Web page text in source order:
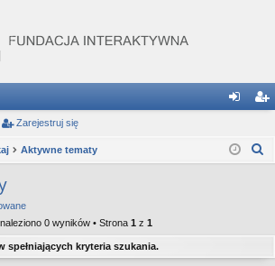
og ej
si
Zarejestruj się
Aktywne tematy
0 wyników • Strona 1 z 1
spełniających kryteria szukania.